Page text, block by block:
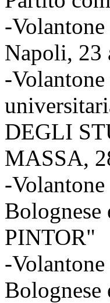
-
Napoli, 23
-
DEGLI
MASSA,
-
Bolognese
PINTOR"
-
Bolognese